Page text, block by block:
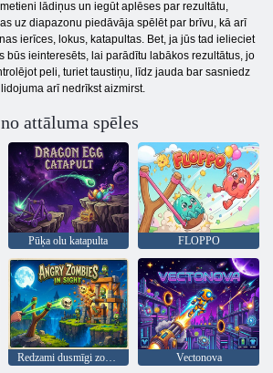
lādiņus un iegūt aplēses par rezultātu,
uz diapazonu piedāvāja spēlēt par brīvu, kā arī
ierīces, lokus, katapultas. Bet, ja jūs tad ielieciet
būs ieinteresēts, lai parādītu labākos rezultātus, jo
peli, turiet taustiņu, līdz jauda bar sasniedz
arī nedrīkst aizmirst.
attāluma spēles
Pūķa olu katapulta FLOPPO
Redzami dusmīgi zombiji Vectonova